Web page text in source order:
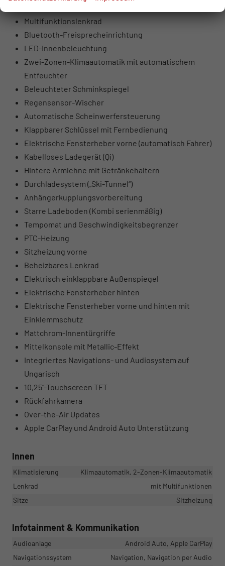
Multifunktionslenkrad
Bluetooth-Freisprecheinrichtung
LED-Innenbeleuchtung
Zwei-Zonen-Klimaautomatik mit automatischem
Entfeuchter
Beleuchteter Schminkspiegel
Regensensor-Wischer
Automatische Scheinwerfersteuerung
Klappbarer Schlüssel mit Fernbedienung
Elektrische Fensterheber vorne (automatisch Fahrer)
Kabelloses Ladegerät (Qi)
Hintere Armlehne mit Getränkehaltern
Durchladesystem („Ski-Tunnel“)
Anhängerkupplungsvorbereitung
Starre Ladeboden (Kombi serienmäßig)
Tempomat und Geschwindigkeitsbegrenzer
PTC-Heizung
Sitzheizung vorne
Beheizbares Lenkrad
Elektrisch einklappbare Außenspiegel
Elektrische Fensterheber hinten
Elektrische Fensterheber vorne und hinten mit
Einklemmschutz
Mattchrom-Innentürgriffe
Mittelkonsole mit Metallic-Effekt
Integriertes Navigations- und Audiosystem auf
Ungarisch
10,25“-Touchscreen TFT
Rückfahrkamera
Over-the-Air Updates
Apple CarPlay und Android Auto Unterstützung
Innen
Klimatisierung
Klimaautomatik, 2-Zonen-Klimaautomatik
Lenkrad
mit Multifunktionen
Sitze
Sitzheizung
Infotainment & Kommunikation
Audioanlage
Android Auto, Apple CarPlay
Navigationssystem
Navigation, Navigation per Audio